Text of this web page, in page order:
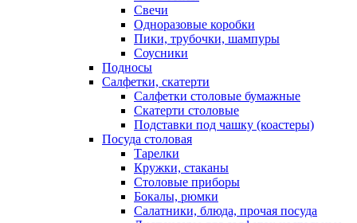
Свечи
Одноразовые коробки
Пики, трубочки, шампуры
Соусники
Подносы
Салфетки, скатерти
Салфетки столовые бумажные
Скатерти столовые
Подставки под чашку (коастеры)
Посуда столовая
Тарелки
Кружки, стаканы
Столовые приборы
Бокалы, рюмки
Салатники, блюда, прочая посуда